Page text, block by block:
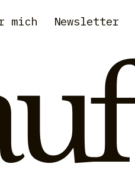
mich Newsletter